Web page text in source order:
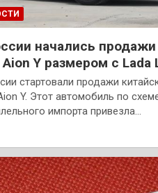
начались продажи
Aion Y размером с Lada
стартовали продажи
Y. Этот автомобиль по
импорта привезла…